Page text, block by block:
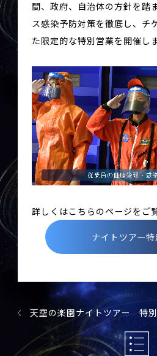
間、政府、自治体の方針を踏
ス感染予防対策を徹底し、チ
た限定的な特別営業を開催しま
詳しくはこちらのページをご
ナイトツアー
天空の楽園ナイトツアー 特